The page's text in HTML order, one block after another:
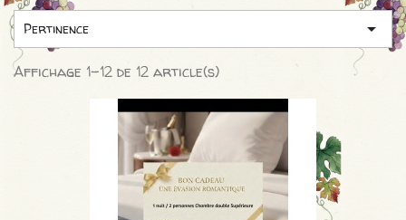
Pertinence 
Affichage 1-12 de 12 article(s)